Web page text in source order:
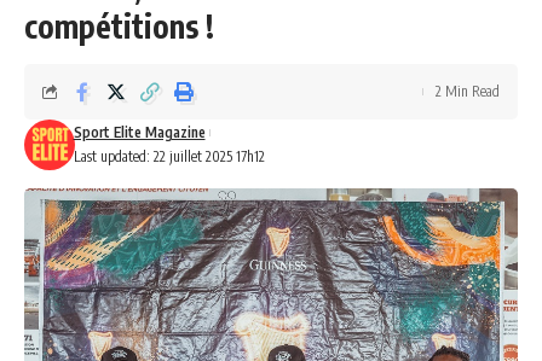
compétitions !
Last updated: 22 juillet 2025 17h12
Sport Elite Magazine
2 Min Read